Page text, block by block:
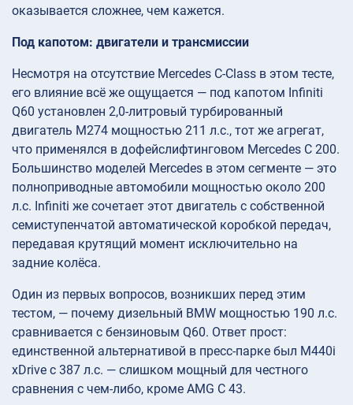
оказывается сложнее, чем кажется.
Под капотом: двигатели и трансмиссии
Несмотря на отсутствие Mercedes C-Class в этом тесте,
его влияние всё же ощущается — под капотом Infiniti
Q60 установлен 2,0-литровый турбированный
двигатель M274 мощностью 211 л.с., тот же агрегат,
что применялся в дофейслифтинговом Mercedes C 200.
Большинство моделей Mercedes в этом сегменте — это
полноприводные автомобили мощностью около 200
л.с. Infiniti же сочетает этот двигатель с собственной
семиступенчатой автоматической коробкой передач,
передавая крутящий момент исключительно на
задние колёса.
Один из первых вопросов, возникших перед этим
тестом, — почему дизельный BMW мощностью 190 л.с.
сравнивается с бензиновым Q60. Ответ прост:
единственной альтернативой в пресс-парке был M440i
xDrive с 387 л.с. — слишком мощный для честного
сравнения с чем-либо, кроме AMG C 43.